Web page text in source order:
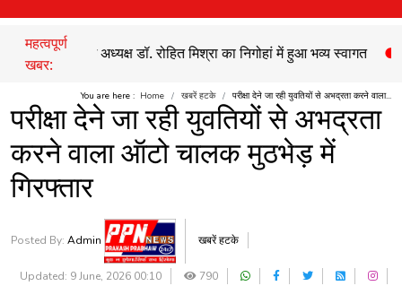
महत्वपूर्ण
खबर:
प्रदेश अध्यक्ष डॉ. रोहित मिश्रा का निगोहां में हुआ भव्य स्वागत ●सड़क
You are here : Home खबरें हटके परीक्षा देने जा रही युवतियों से अभद्रता करने वाला...
परीक्षा देने जा रही युवतियों से अभद्रता
करने वाला ऑटो चालक मुठभेड़ में
गिरफ्तार
Posted By: Admin खबरें हटके
Updated: 9 June, 2026 00:10 790